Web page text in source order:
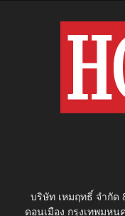
บริษัท เหมฤทธิ์ จำกัด
ดอนเมือง กรุงเทพมหน